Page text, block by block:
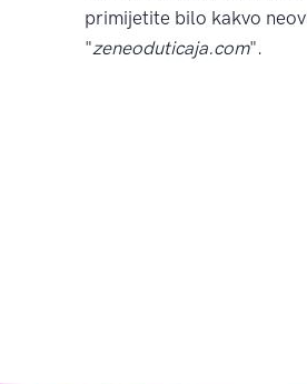
primijetite bilo kakvo
"zeneoduticaja.com".